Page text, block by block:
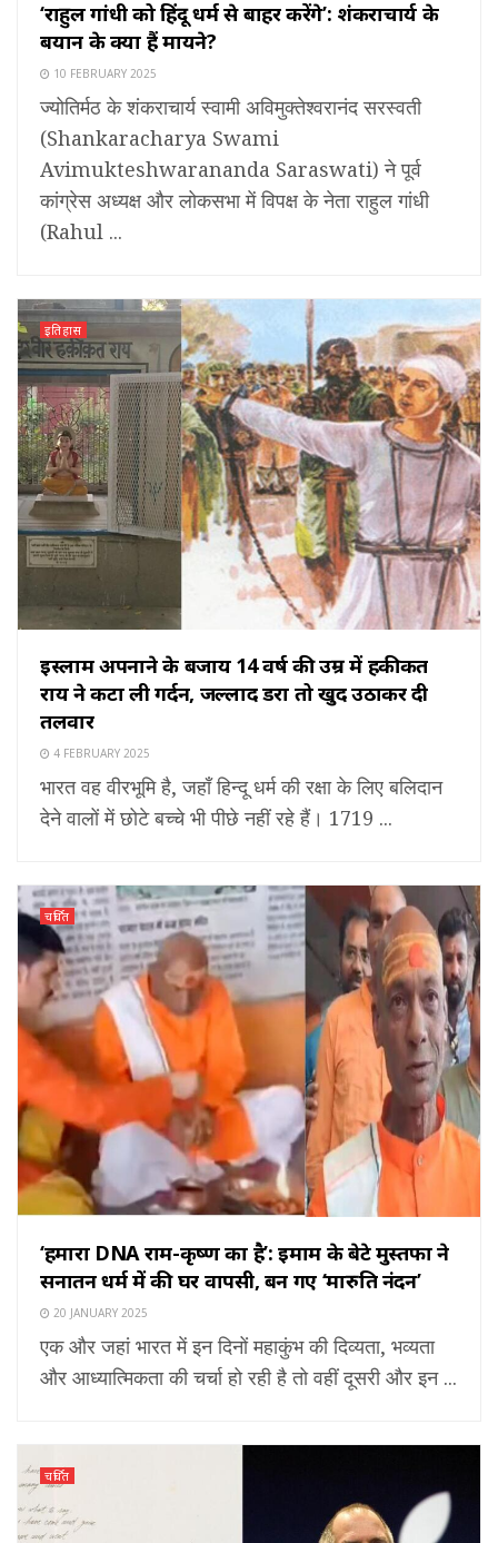
‘राहुल गांधी को हिंदू धर्म से बाहर करेंगे’: शंकराचार्य के
बयान के क्या हैं मायने?
10 FEBRUARY 2025
ज्योतिर्मठ के शंकराचार्य स्वामी अविमुक्तेश्वरानंद सरस्वती
(Shankaracharya Swami
Avimukteshwarananda Saraswati) ने पूर्व
कांग्रेस अध्यक्ष और लोकसभा में विपक्ष के नेता राहुल गांधी
(Rahul ...
इतिहास
इस्लाम अपनाने के बजाय 14 वर्ष की उम्र में हकीकत
राय ने कटा ली गर्दन, जल्लाद डरा तो खुद उठाकर दी
तलवार
4 FEBRUARY 2025
भारत वह वीरभूमि है, जहाँ हिन्दू धर्म की रक्षा के लिए बलिदान
देने वालों में छोटे बच्चे भी पीछे नहीं रहे हैं। 1719 ...
चर्चित
‘हमारा DNA राम-कृष्ण का है’: इमाम के बेटे मुस्तफा ने
सनातन धर्म में की घर वापसी, बन गए ‘मारुति नंदन’
20 JANUARY 2025
एक और जहां भारत में इन दिनों महाकुंभ की दिव्यता, भव्यता
और आध्यात्मिकता की चर्चा हो रही है तो वहीं दूसरी और इन ...
चर्चित